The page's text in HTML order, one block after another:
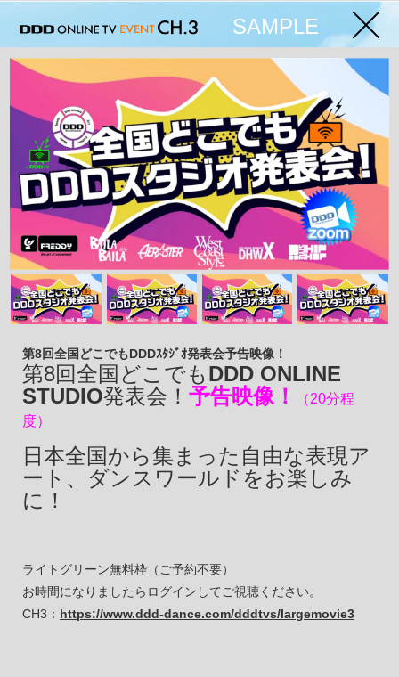
SAMPLE
第8回全国どこでもDDDｽﾀｼﾞｵ発表会予告映像！
第8回全国どこでも DDD ONLINE
STUDIO発表会！予告映像！
（20分程
度）
日本全国から集まった自由な表現ア
ート、ダンスワールドをお楽しみ
に！
ライトグリーン無料枠（ご予約不要）
お時間になりましたらログインしてご視聴ください。
CH3： https://www.ddd-dance.com/dddtvs/largemovie3